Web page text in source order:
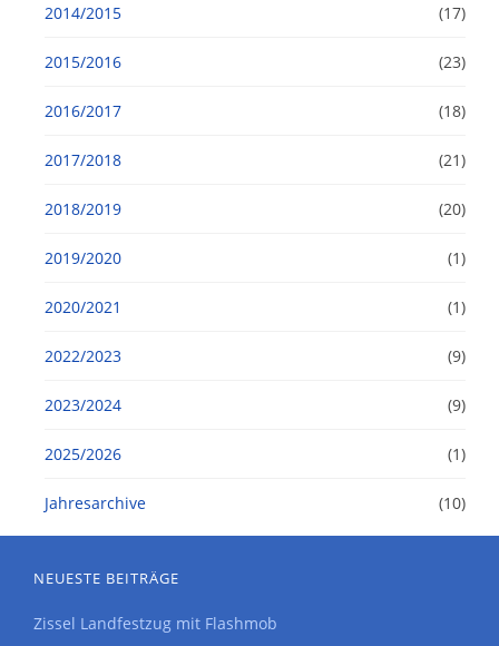
2014/2015 (17)
2015/2016 (23)
2016/2017 (18)
2017/2018 (21)
2018/2019 (20)
2019/2020 (1)
2020/2021 (1)
2022/2023 (9)
2023/2024 (9)
2025/2026 (1)
Jahresarchive (10)
NEUESTE BEITRÄGE
Zissel Landfestzug mit Flashmob